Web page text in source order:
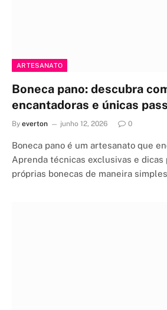
ARTESANATO
Boneca pano: descubra
encantadoras e únicas
By everton junho 12, 2026 0
Boneca pano é um artesanato que
Aprenda técnicas exclusivas e dicas
próprias bonecas de maneira